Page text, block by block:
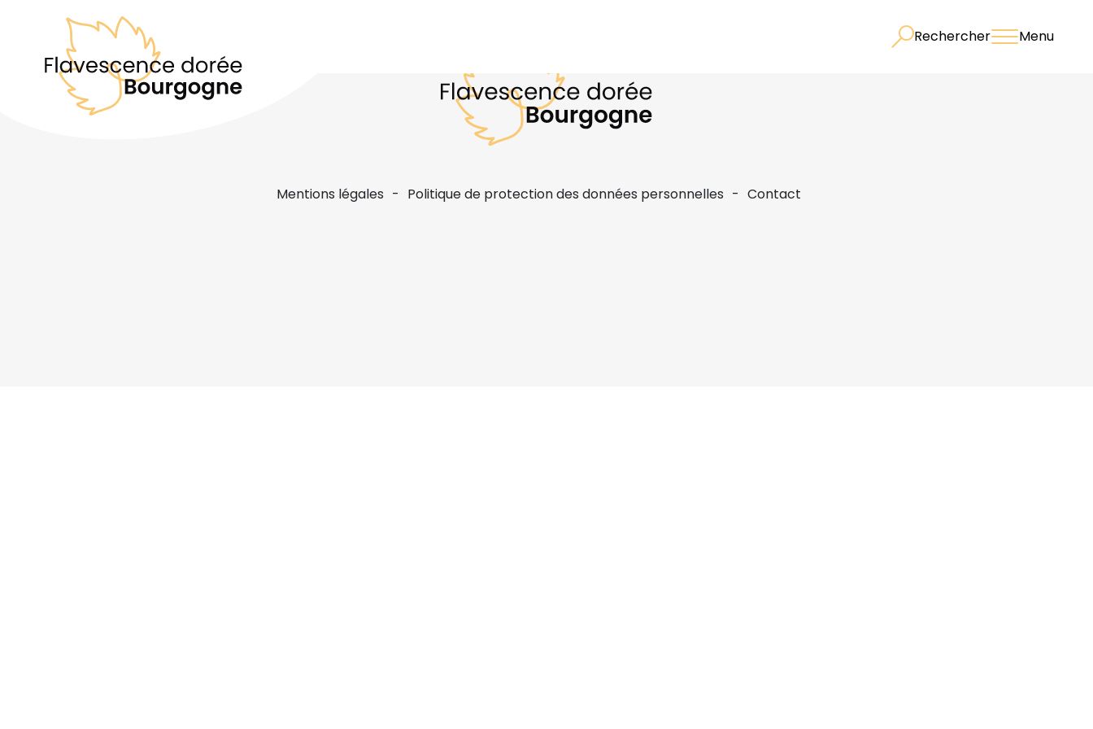
Rechercher Menu
Mentions légales Politique de protection des données personnelles Contact